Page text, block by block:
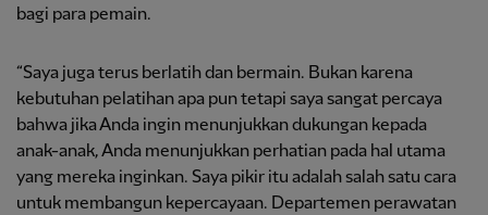
bagi para pemain.
“Saya juga terus berlatih dan bermain. Bukan karena
kebutuhan pelatihan apa pun tetapi saya sangat percaya
bahwa jika Anda ingin menunjukkan dukungan kepada
anak-anak, Anda menunjukkan perhatian pada hal utama
yang mereka inginkan. Saya pikir itu adalah salah satu cara
untuk membangun kepercayaan. Departemen perawatan